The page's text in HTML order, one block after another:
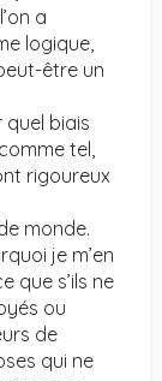
a
logique,
être un
quel biais
tel,
rigoureux
monde.
je m’en
que s’ils ne
ou
de
qui ne